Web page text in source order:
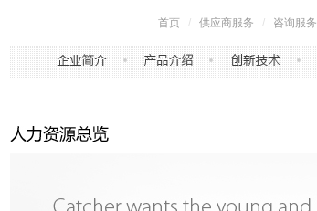
首页 / 供应商服务 / 咨询服务